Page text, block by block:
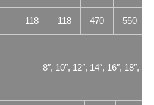
118 118 470 550
8″, 10″, 12″, 14″, 16″, 18″,